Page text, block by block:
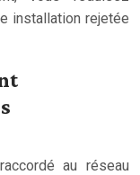
installation rejetée
au réseau